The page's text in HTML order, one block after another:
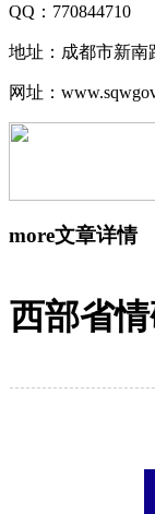
QQ：770844710
地址：成都市新南
网址：
more文章详情
西部省